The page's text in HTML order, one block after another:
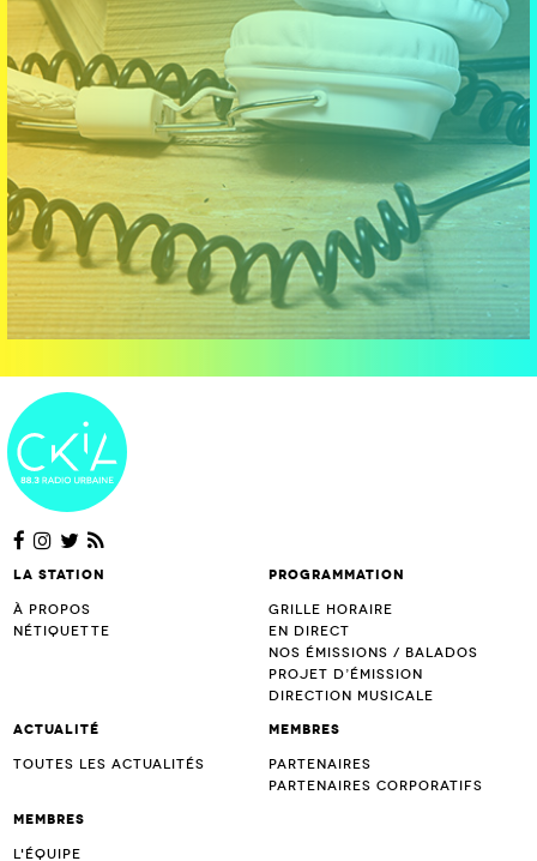
La station
À propos
Nétiquette
Programmation
Grille horaire
En direct
Nos émissions / Balados
Projet d’Émission
Direction musicale
Actualité
Toutes les actualités
Membres
Partenaires
Partenaires corporatifs
Membres
L'équipe